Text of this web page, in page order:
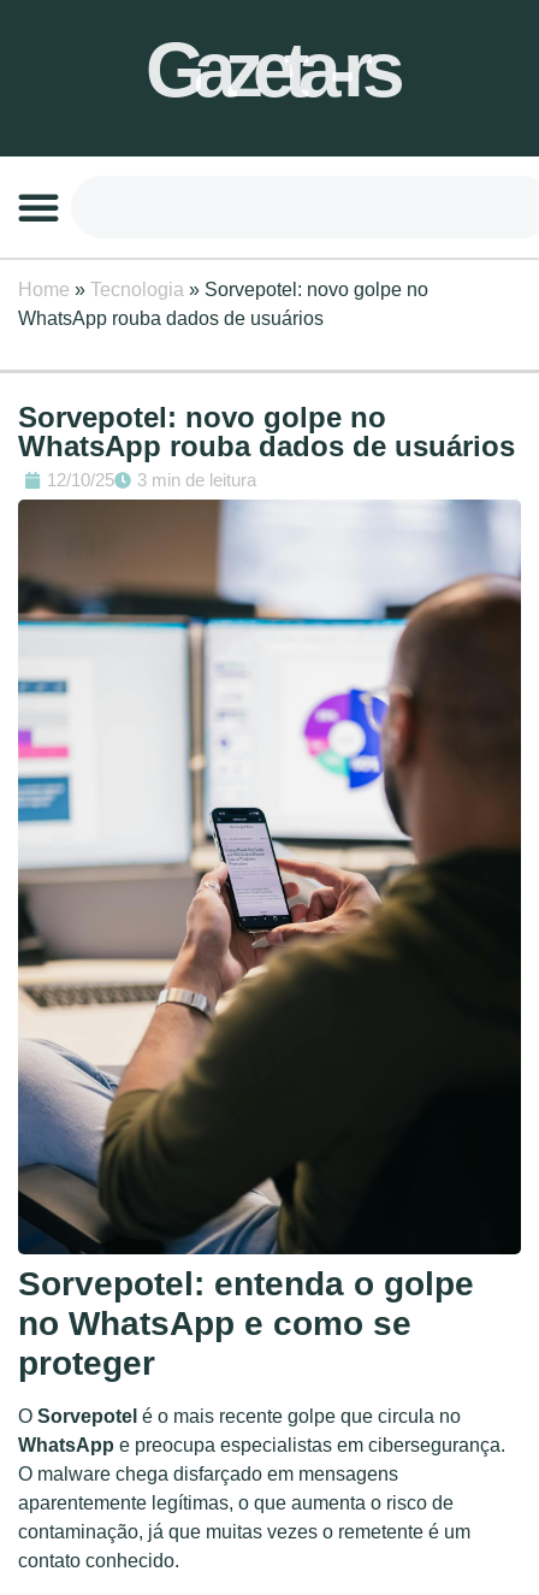
Gazeta-rs
Home » Tecnologia » Sorvepotel: novo golpe no
WhatsApp rouba dados de usuários
Sorvepotel: novo golpe no
WhatsApp rouba dados de usuários
12/10/25 3 min de leitura
Sorvepotel: entenda o golpe
no WhatsApp e como se
proteger
O Sorvepotel é o mais recente golpe que circula no
WhatsApp e preocupa especialistas em cibersegurança.
O malware chega disfarçado em mensagens
aparentemente legítimas, o que aumenta o risco de
contaminação, já que muitas vezes o remetente é um
contato conhecido.